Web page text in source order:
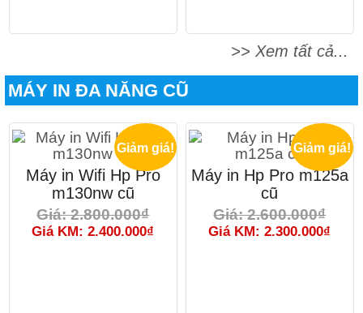
>> Xem tất cả...
MÁY IN ĐA NĂNG CŨ
Giảm giá!
Máy in Wifi Hp Pro
m130nw cũ
Giá: 2.800.000₫
Giá KM: 2.400.000₫
Giảm giá!
Máy in Hp Pro m125a
cũ
Giá: 2.600.000₫
Giá KM: 2.300.000₫